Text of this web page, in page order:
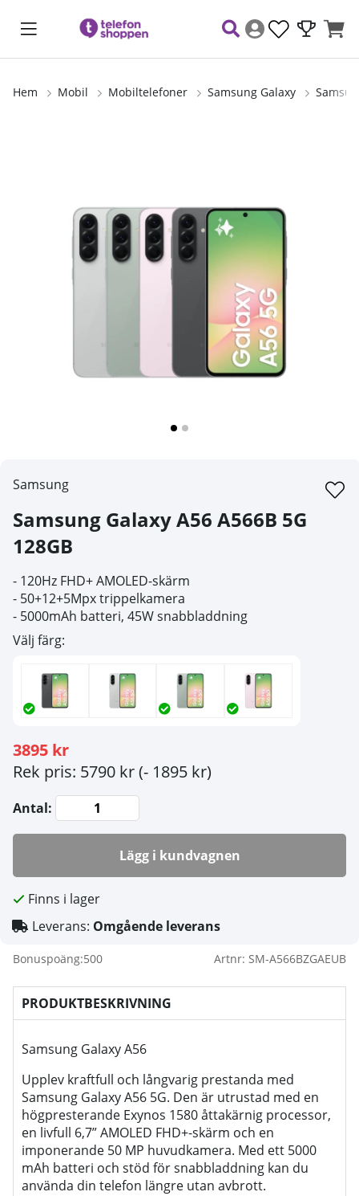
Hem Mobil Mobiltelefoner Samsung Galaxy
Samsung
Samsung Galaxy A56 A566B 5G
128GB
- 120Hz FHD+ AMOLED-skärm
- 50+12+5Mpx trippelkamera
- 5000mAh batteri, 45W snabbladdning
Välj färg:
3895 kr
Rek pris: 5790 kr(- 1895 kr)
Antal:
Lägg i kundvagnen
Finns i lager
Leverans: Omgående leverans
Bonuspoäng:500 Artnr: SM-A566BZGAEUB
PRODUKTBESKRIVNING
Samsung Galaxy A56
Upplev kraftfull och långvarig prestanda med
Samsung Galaxy A56 5G. Den är utrustad med en
högpresterande Exynos 1580 åttakärnig processor,
en livfull 6,7” AMOLED FHD+-skärm och en
imponerande 50 MP huvudkamera. Med ett 5000
mAh batteri och stöd för snabbladdning kan du
använda din telefon längre utan avbrott.